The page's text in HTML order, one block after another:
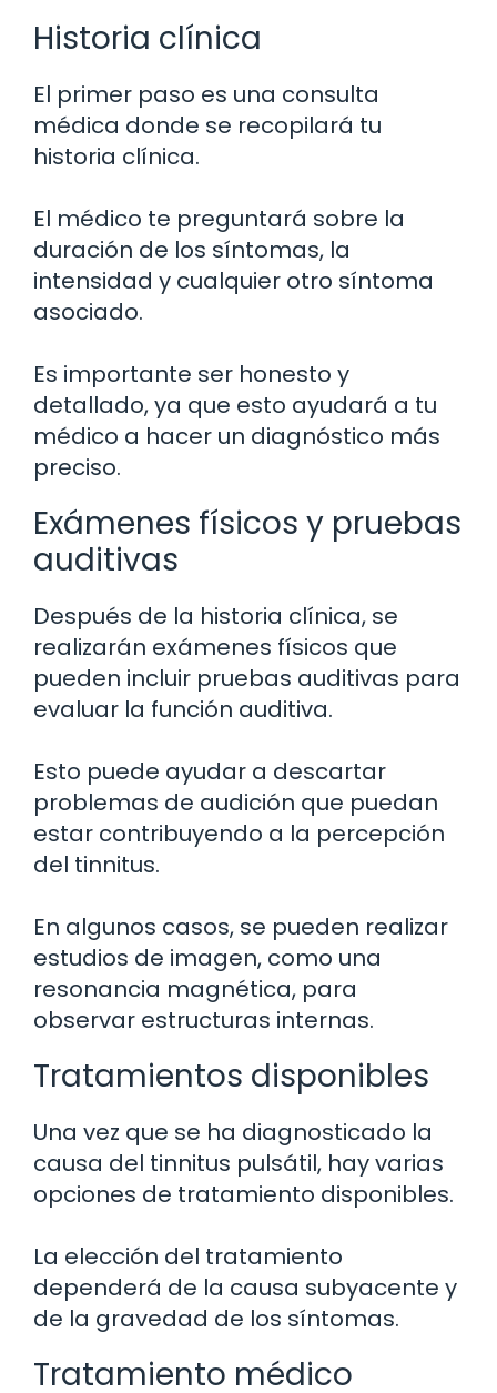
Historia clínica
El primer paso es una consulta
médica donde se recopilará tu
historia clínica.
El médico te preguntará sobre la
duración de los síntomas, la
intensidad y cualquier otro síntoma
asociado.
Es importante ser honesto y
detallado, ya que esto ayudará a tu
médico a hacer un diagnóstico más
preciso.
Exámenes físicos y pruebas
auditivas
Después de la historia clínica, se
realizarán exámenes físicos que
pueden incluir pruebas auditivas para
evaluar la función auditiva.
Esto puede ayudar a descartar
problemas de audición que puedan
estar contribuyendo a la percepción
del tinnitus.
En algunos casos, se pueden realizar
estudios de imagen, como una
resonancia magnética, para
observar estructuras internas.
Tratamientos disponibles
Una vez que se ha diagnosticado la
causa del tinnitus pulsátil, hay varias
opciones de tratamiento disponibles.
La elección del tratamiento
dependerá de la causa subyacente y
de la gravedad de los síntomas.
Tratamiento médico